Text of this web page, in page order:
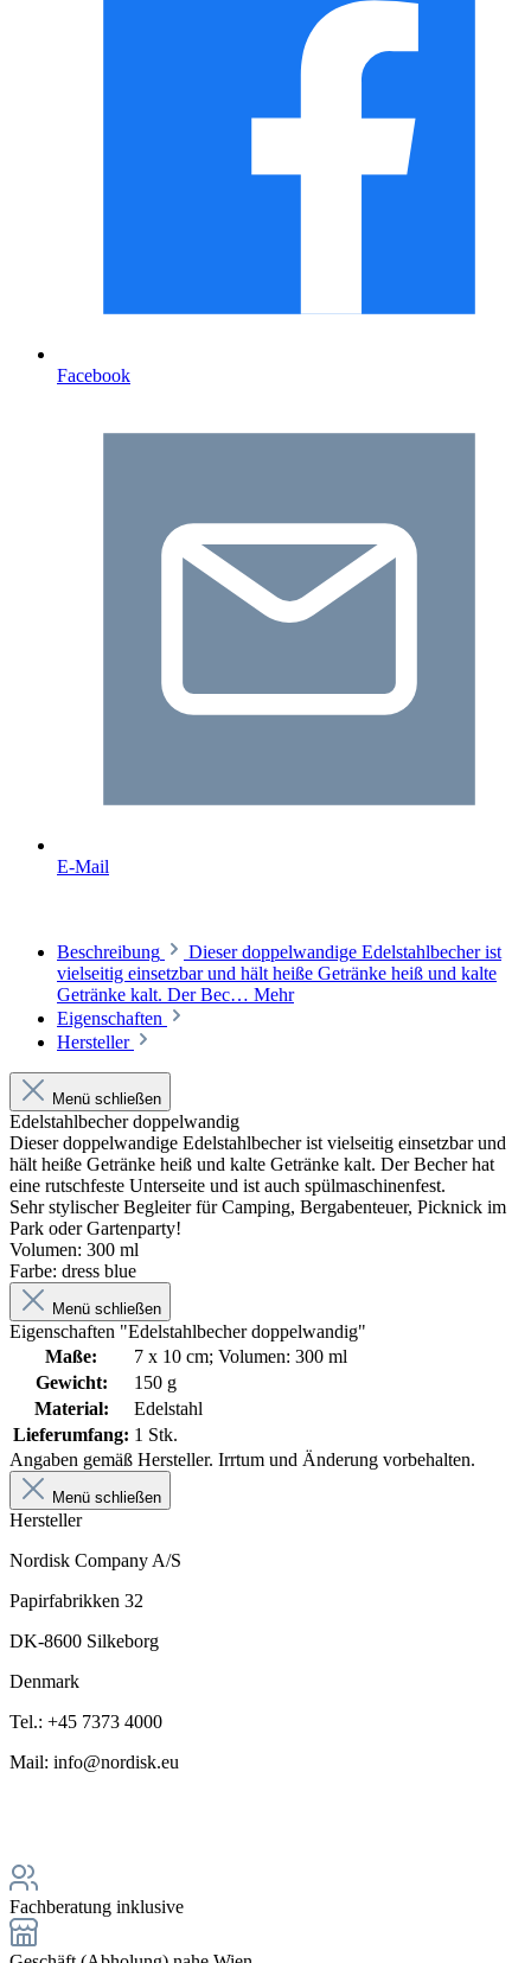
Facebook
E-Mail
Beschreibung
Dieser doppelwandige Edelstahlbecher ist
vielseitig einsetzbar und hält heiße Getränke heiß und kalte
Getränke kalt. Der Bec… Mehr
Eigenschaften
Hersteller
Menü schließen
Edelstahlbecher doppelwandig
Dieser doppelwandige Edelstahlbecher ist vielseitig einsetzbar und
hält heiße Getränke heiß und kalte Getränke kalt. Der Becher hat
eine rutschfeste Unterseite und ist auch spülmaschinenfest.
Sehr stylischer Begleiter für Camping, Bergabenteuer, Picknick im
Park oder Gartenparty!
Volumen: 300 ml
Farbe: dress blue
Menü schließen
Eigenschaften "Edelstahlbecher doppelwandig"
Maße:
7 x 10 cm; Volumen: 300 ml
Gewicht:
150 g
Material:
Edelstahl
Lieferumfang: 1 Stk.
Angaben gemäß Hersteller. Irrtum und Änderung vorbehalten.
Menü schließen
Hersteller
Nordisk Company A/S
Papirfabrikken 32
DK-8600 Silkeborg
Denmark
Tel.: +45 7373 4000
Mail: info@nordisk.eu
Fachberatung inklusive